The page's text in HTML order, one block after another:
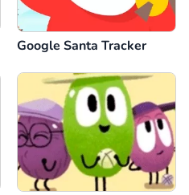
Google Santa Tracker